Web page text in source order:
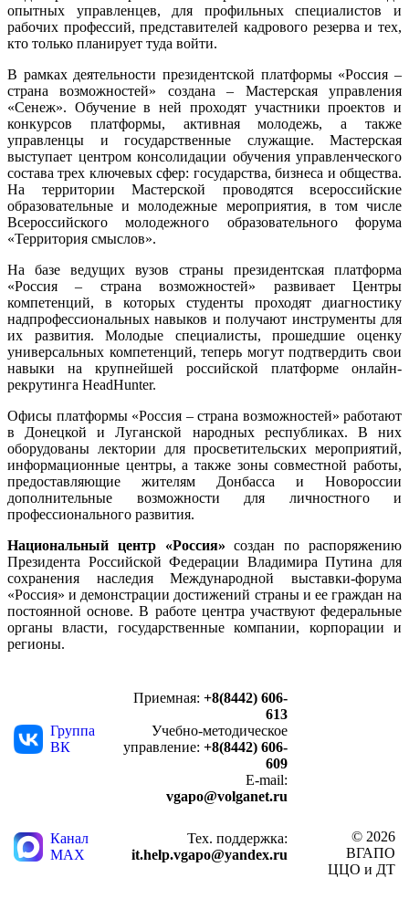
опытных управленцев, для профильных специалистов и
рабочих профессий, представителей кадрового резерва и тех,
кто только планирует туда войти.
В рамках деятельности президентской платформы «Россия –
страна возможностей» создана – Мастерская управления
«Сенеж». Обучение в ней проходят участники проектов и
конкурсов платформы, активная молодежь, а также
управленцы и государственные служащие. Мастерская
выступает центром консолидации обучения управленческого
состава трех ключевых сфер: государства, бизнеса и общества.
На территории Мастерской проводятся всероссийские
образовательные и молодежные мероприятия, в том числе
Всероссийского молодежного образовательного форума
«Территория смыслов».
На базе ведущих вузов страны президентская платформа
«Россия – страна возможностей» развивает Центры
компетенций, в которых студенты проходят диагностику
надпрофессиональных навыков и получают инструменты для
их развития. Молодые специалисты, прошедшие оценку
универсальных компетенций, теперь могут подтвердить свои
навыки на крупнейшей российской платформе онлайн-
рекрутинга HeadHunter.
Офисы платформы «Россия – страна возможностей» работают
в Донецкой и Луганской народных республиках. В них
оборудованы лектории для просветительских мероприятий,
информационные центры, а также зоны совместной работы,
предоставляющие жителям Донбасса и Новороссии
дополнительные возможности для личностного и
профессионального развития.
Национальный центр «Россия» создан по распоряжению
Президента Российской Федерации Владимира Путина для
сохранения наследия Международной выставки-форума
«Россия» и демонстрации достижений страны и ее граждан на
постоянной основе. В работе центра участвуют федеральные
органы власти, государственные компании, корпорации и
регионы.
Группа
ВК
Приемная: +8(8442) 606-
613
Учебно-методическое
управление: +8(8442) 606-
609
E-mail:
vgapo@volganet.ru
Канал
MAX
Тех. поддержка:
it.help.vgapo@yandex.ru
© 2026
ВГАПО
ЦЦО и ДТ